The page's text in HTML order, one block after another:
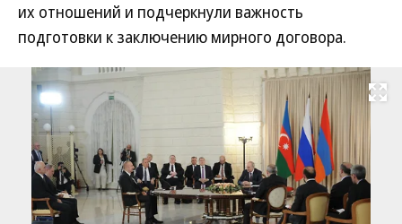
их отношений и подчеркнули важность
подготовки к заключению мирного договора.
Развернуть